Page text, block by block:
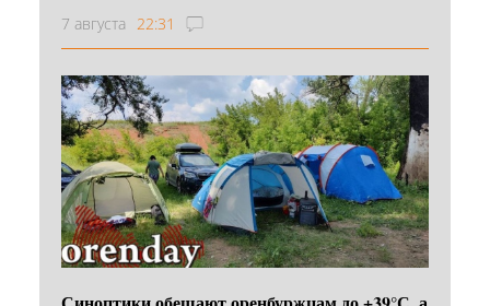
7 августа 22:31